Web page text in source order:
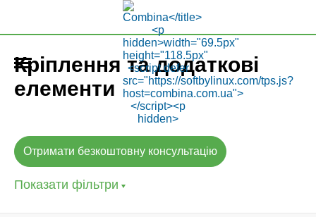
Кріплення та додаткові
елементи
Отримати безкоштовну консультацію
Показати фільтри